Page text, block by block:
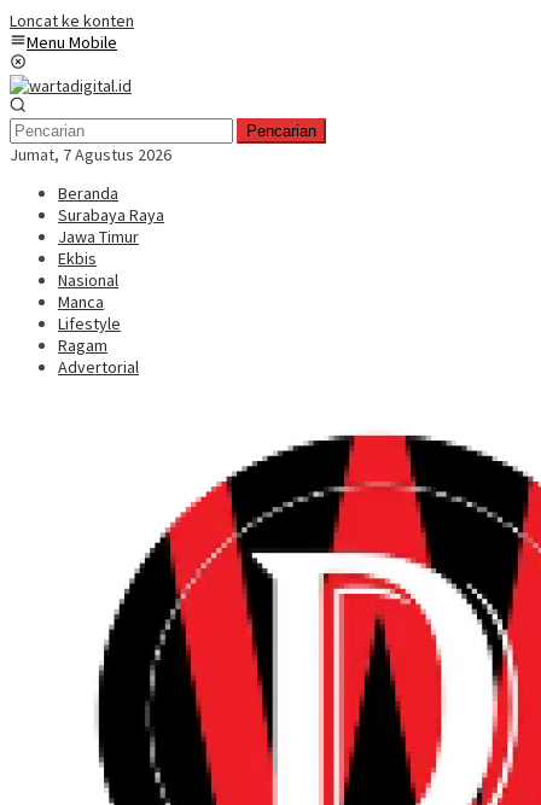
Loncat ke konten
Menu Mobile
Pencarian
Jumat, 7 Agustus 2026
Beranda
Surabaya Raya
Jawa Timur
Ekbis
Nasional
Manca
Lifestyle
Ragam
Advertorial